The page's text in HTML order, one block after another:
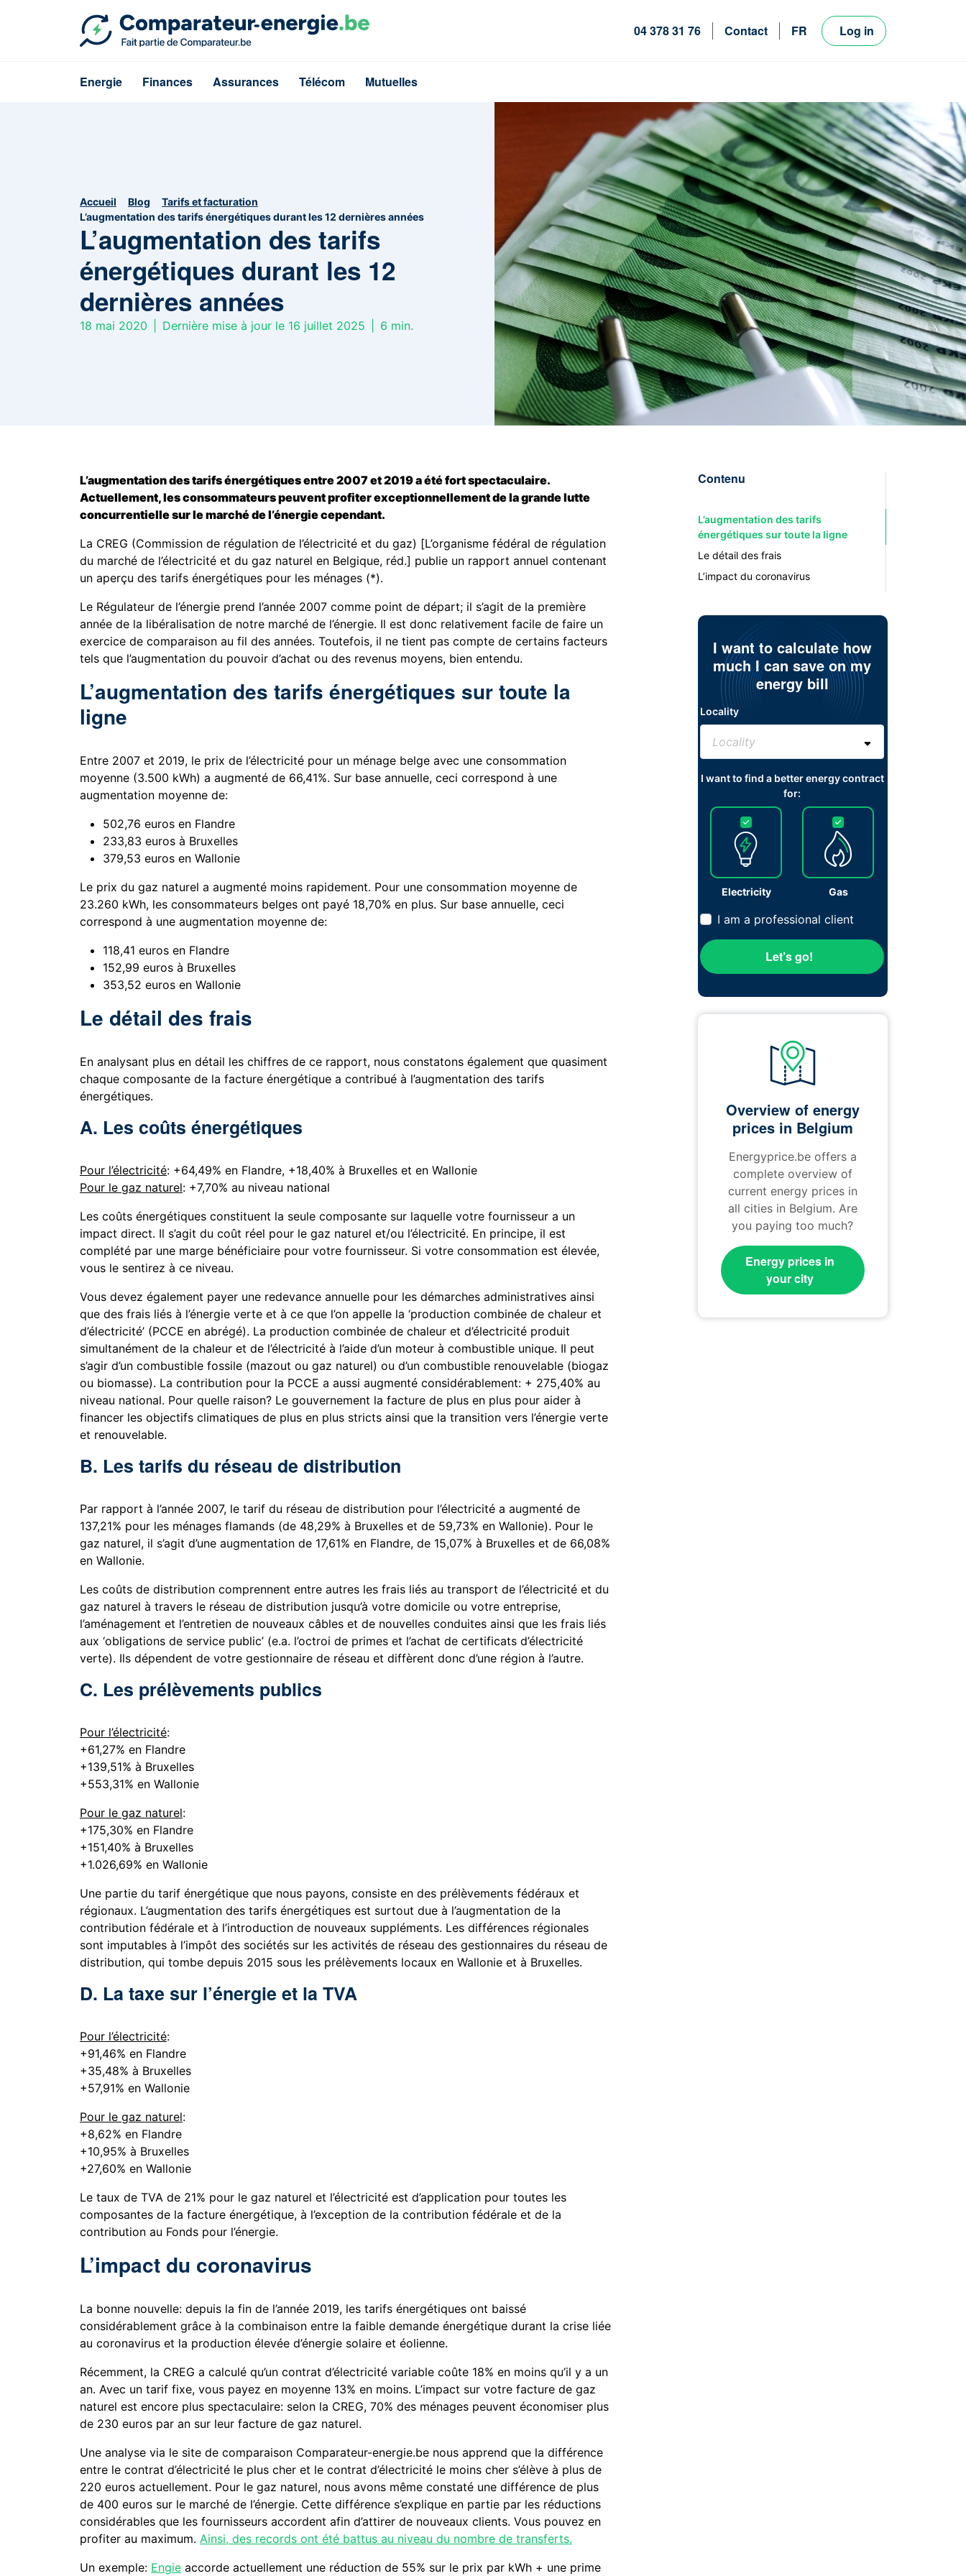
04 378 31 76 Contact
FR
Log in
Energie Finances Assurances Télécom Mutuelles
Accueil Blog
Tarifs et facturation
L’augmentation des tarifs énergétiques durant les 12 dernières années
L’augmentation des tarifs
énergétiques durant les 12
dernières années
18 mai 2020 Dernière mise à jour le 16 juillet 2025 6 min.
L’augmentation des tarifs énergétiques entre 2007 et 2019 a été fort spectaculaire.
Actuellement, les consommateurs peuvent profiter exceptionnellement de la grande lutte
concurrentielle sur le marché de l’énergie cependant.
La CREG (Commission de régulation de l’électricité et du gaz) [L’organisme fédéral de régulation
du marché de l’électricité et du gaz naturel en Belgique, réd.] publie un rapport annuel contenant
un aperçu des tarifs énergétiques pour les ménages (*).
Le Régulateur de l’énergie prend l’année 2007 comme point de départ; il s’agit de la première
année de la libéralisation de notre marché de l’énergie. Il est donc relativement facile de faire un
exercice de comparaison au fil des années. Toutefois, il ne tient pas compte de certains facteurs
tels que l’augmentation du pouvoir d’achat ou des revenus moyens, bien entendu.
L’augmentation des tarifs énergétiques sur toute la
ligne
Entre 2007 et 2019, le prix de l’électricité pour un ménage belge avec une consommation
moyenne (3.500 kWh) a augmenté de 66,41%. Sur base annuelle, ceci correspond à une
augmentation moyenne de:
502,76 euros en Flandre
233,83 euros à Bruxelles
379,53 euros en Wallonie
Le prix du gaz naturel a augmenté moins rapidement. Pour une consommation moyenne de
23.260 kWh, les consommateurs belges ont payé 18,70% en plus. Sur base annuelle, ceci
correspond à une augmentation moyenne de:
118,41 euros en Flandre
152,99 euros à Bruxelles
353,52 euros en Wallonie
Le détail des frais
En analysant plus en détail les chiffres de ce rapport, nous constatons également que quasiment
chaque composante de la facture énergétique a contribué à l’augmentation des tarifs
énergétiques.
A. Les coûts énergétiques
Pour l’électricité: +64,49% en Flandre, +18,40% à Bruxelles et en Wallonie
Pour le gaz naturel: +7,70% au niveau national
Les coûts énergétiques constituent la seule composante sur laquelle votre fournisseur a un
impact direct. Il s’agit du coût réel pour le gaz naturel et/ou l’électricité. En principe, il est
complété par une marge bénéficiaire pour votre fournisseur. Si votre consommation est élevée,
vous le sentirez à ce niveau.
Vous devez également payer une redevance annuelle pour les démarches administratives ainsi
que des frais liés à l’énergie verte et à ce que l’on appelle la ‘production combinée de chaleur et
d’électricité’ (PCCE en abrégé). La production combinée de chaleur et d’électricité produit
simultanément de la chaleur et de l’électricité à l’aide d’un moteur à combustible unique. Il peut
s’agir d’un combustible fossile (mazout ou gaz naturel) ou d’un combustible renouvelable (biogaz
ou biomasse). La contribution pour la PCCE a aussi augmenté considérablement: + 275,40% au
niveau national. Pour quelle raison? Le gouvernement la facture de plus en plus pour aider à
financer les objectifs climatiques de plus en plus stricts ainsi que la transition vers l’énergie verte
et renouvelable.
B. Les tarifs du réseau de distribution
Par rapport à l’année 2007, le tarif du réseau de distribution pour l’électricité a augmenté de
137,21% pour les ménages flamands (de 48,29% à Bruxelles et de 59,73% en Wallonie). Pour le
gaz naturel, il s’agit d’une augmentation de 17,61% en Flandre, de 15,07% à Bruxelles et de 66,08%
en Wallonie.
Les coûts de distribution comprennent entre autres les frais liés au transport de l’électricité et du
gaz naturel à travers le réseau de distribution jusqu’à votre domicile ou votre entreprise,
l’aménagement et l’entretien de nouveaux câbles et de nouvelles conduites ainsi que les frais liés
aux ‘obligations de service public’ (e.a. l’octroi de primes et l’achat de certificats d’électricité
verte). Ils dépendent de votre gestionnaire de réseau et diffèrent donc d’une région à l’autre.
C. Les prélèvements publics
Pour l’électricité:
+61,27% en Flandre
+139,51% à Bruxelles
+553,31% en Wallonie
Pour le gaz naturel:
+175,30% en Flandre
+151,40% à Bruxelles
+1.026,69% en Wallonie
Une partie du tarif énergétique que nous payons, consiste en des prélèvements fédéraux et
régionaux. L’augmentation des tarifs énergétiques est surtout due à l’augmentation de la
contribution fédérale et à l’introduction de nouveaux suppléments. Les différences régionales
sont imputables à l’impôt des sociétés sur les activités de réseau des gestionnaires du réseau de
distribution, qui tombe depuis 2015 sous les prélèvements locaux en Wallonie et à Bruxelles.
D. La taxe sur l’énergie et la TVA
Pour l’électricité:
+91,46% en Flandre
+35,48% à Bruxelles
+57,91% en Wallonie
Pour le gaz naturel:
+8,62% en Flandre
+10,95% à Bruxelles
+27,60% en Wallonie
Le taux de TVA de 21% pour le gaz naturel et l’électricité est d’application pour toutes les
composantes de la facture énergétique, à l’exception de la contribution fédérale et de la
contribution au Fonds pour l’énergie.
L’impact du coronavirus
La bonne nouvelle: depuis la fin de l’année 2019, les tarifs énergétiques ont baissé
considérablement grâce à la combinaison entre la faible demande énergétique durant la crise liée
au coronavirus et la production élevée d’énergie solaire et éolienne.
Récemment, la CREG a calculé qu’un contrat d’électricité variable coûte 18% en moins qu’il y a un
an. Avec un tarif fixe, vous payez en moyenne 13% en moins. L’impact sur votre facture de gaz
naturel est encore plus spectaculaire: selon la CREG, 70% des ménages peuvent économiser plus
de 230 euros par an sur leur facture de gaz naturel.
Une analyse via le site de comparaison Comparateur-energie.be nous apprend que la différence
entre le contrat d’électricité le plus cher et le contrat d’électricité le moins cher s’élève à plus de
220 euros actuellement. Pour le gaz naturel, nous avons même constaté une différence de plus
de 400 euros sur le marché de l’énergie. Cette différence s’explique en partie par les réductions
considérables que les fournisseurs accordent afin d’attirer de nouveaux clients. Vous pouvez en
profiter au maximum.Ainsi, des records ont été battus au niveau du nombre de transferts.
Un exemple: Engie accorde actuellement une réduction de 55% sur le prix par kWh + une prime
Contenu
L’augmentation des tarifs
énergétiques sur toute la ligne
Le détail des frais
L’impact du coronavirus
I want to calculate how
much I can save on my
energy bill
Locality
I want to find a better energy contract
for:
Electricity Gas
I am a professional client
Let’s go!
Overview of energy
prices in Belgium
Energyprice.be offers a
complete overview of
current energy prices in
all cities in Belgium. Are
you paying too much?
Energy prices in
your city